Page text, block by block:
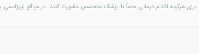
برای هرگونه اقدام درمانی حتماً با پزشک متخصص مشورت کنید. در مواقع